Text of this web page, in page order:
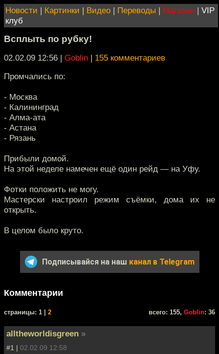
Новости | Картинки | Видео | Переводы | Магазин | VIP
клуб
Всплыть по рубку!
02.02.09 12:56 | Goblin | 155 комментариев
Промчались по:
- Москва
- Калининград
- Алма-ата
- Астана
- Рязань
Прибыли домой.
На этой неделе намечен ещё один рейд — на Уфу.
Фотки положить не могу.
Мастерски настроил режим съёмки, дома их не
открыть.
В целом было круто.
Подписывайся на наш канал в Telegram
Комментарии
cтраницы: 1 | 2 всего: 155, Goblin: 36
alltheworldisgreen »
#1 | 02.02.09 12:58